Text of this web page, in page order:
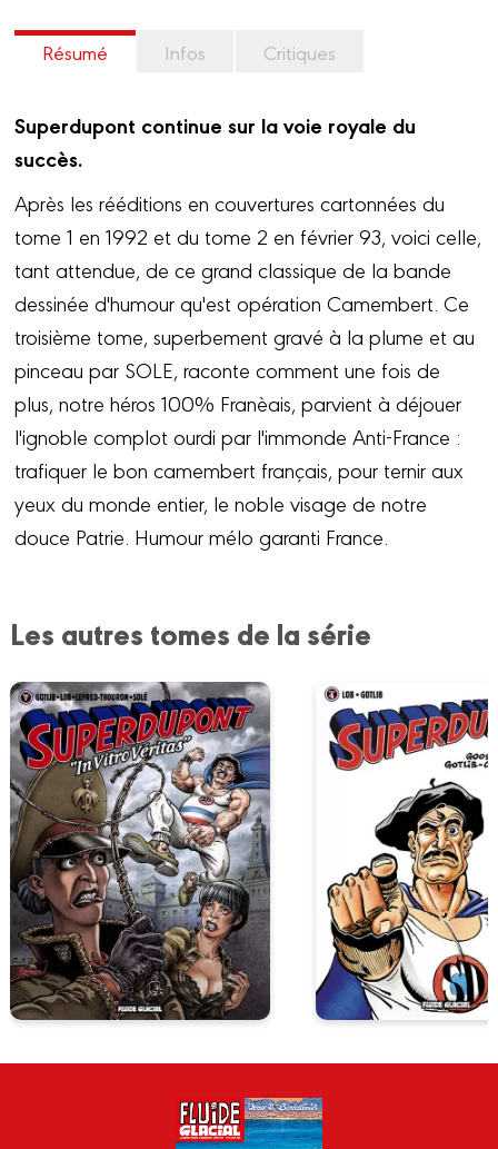
Résumé Infos Critiques
Superdupont continue sur la voie royale du
succès.
Après les rééditions en couvertures cartonnées du
tome 1 en 1992 et du tome 2 en février 93, voici celle,
tant attendue, de ce grand classique de la bande
dessinée d'humour qu'est opération Camembert. Ce
troisième tome, superbement gravé à la plume et au
pinceau par SOLE, raconte comment une fois de
plus, notre héros 100% Franèais, parvient à déjouer
l'ignoble complot ourdi par l'immonde Anti-France :
trafiquer le bon camembert français, pour ternir aux
yeux du monde entier, le noble visage de notre
douce Patrie. Humour mélo garanti France.
Les autres tomes de la série